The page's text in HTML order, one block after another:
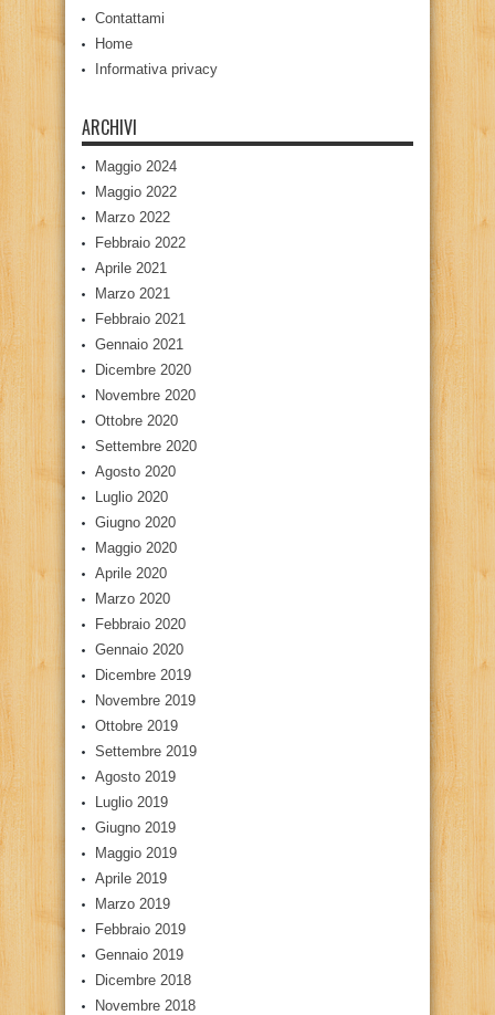
Contattami
Home
Informativa privacy
ARCHIVI
Maggio 2024
Maggio 2022
Marzo 2022
Febbraio 2022
Aprile 2021
Marzo 2021
Febbraio 2021
Gennaio 2021
Dicembre 2020
Novembre 2020
Ottobre 2020
Settembre 2020
Agosto 2020
Luglio 2020
Giugno 2020
Maggio 2020
Aprile 2020
Marzo 2020
Febbraio 2020
Gennaio 2020
Dicembre 2019
Novembre 2019
Ottobre 2019
Settembre 2019
Agosto 2019
Luglio 2019
Giugno 2019
Maggio 2019
Aprile 2019
Marzo 2019
Febbraio 2019
Gennaio 2019
Dicembre 2018
Novembre 2018